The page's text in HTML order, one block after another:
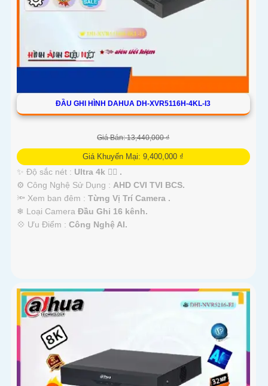
ĐẦU GHI HÌNH DAHUA DH-XVR5116H-4KL-I3
Giá Bán: 13,440,000 ₫
Giá Khuyến Mại: 9,400,000 ₫
✨ Độ sắc nét : Ultra 4k 👍🏾 .
⚙ Công Nghệ Sử Dụng : AHD CVI TVI BCS.
🔦 Xem ban đêm : Từng Vị Trí Camera .
❄ Loại Camera Đầu Ghi 16 kênh.
️💠 Ưu Điểm : Công Nghệ AI.